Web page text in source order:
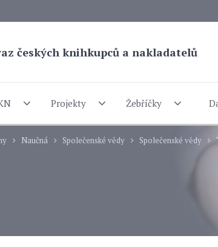
českých knihkupců a nakladatelů
Projekty Žebříčky
Naučná Společenské vědy Společenské vědy